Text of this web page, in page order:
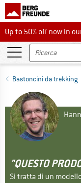
Up to 50% off now in
Up to 50% off now in
Bastoncini da trekking
"QUESTO
Si tratta di un